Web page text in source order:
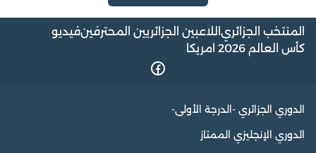
المنتخب الجزائري اللاعبين الجزائريين المحترفينفيديو
كأس العالم 2026 امريكا
الدوري الجزائري -الدرجة الأولى-
الدوري الإنجليزي الممتاز